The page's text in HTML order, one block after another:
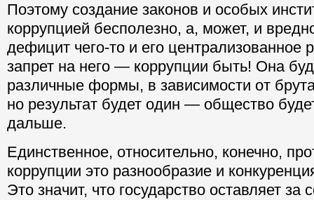
Поэтому создание законов и особых
коррупцией бесполезно, а, может, и
дефицит чего-то и его централизованное
запрет на него — коррупции быть! Она
различные формы, в зависимости от
но результат будет один — общество
дальше.
Единственное, относительно, конечно,
коррупции это разнообразие и
Это значит, что государство оставляет за